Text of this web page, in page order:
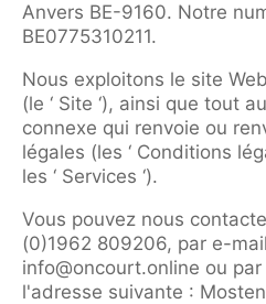
Anvers BE-9160. Notre
BE0775310211.
Nous exploitons le site
(le ‘ Site ‘), ainsi que tout
connexe qui renvoie ou
légales (les ‘ Conditions
les ‘ Services ‘).
Vous pouvez nous
(0)1962 809206, par e-
info@oncourt.online ou
l'adresse suivante :